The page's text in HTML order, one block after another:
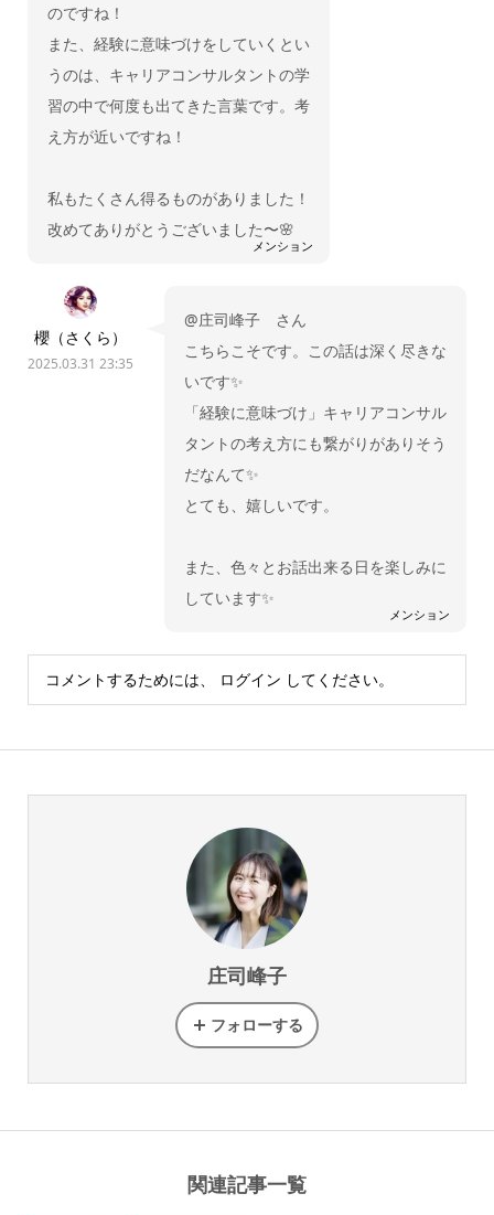
メンション
のですね！
また、経験に意味づけをしていくとい
うのは、キャリアコンサルタントの学
習の中で何度も出てきた言葉です。考
え方が近いですね！
私もたくさん得るものがありました！
改めてありがとうございました〜🌸
櫻（さくら）
2025.03.31 23:35
メンション
@庄司峰子 さん
こちらこそです。この話は深く尽きな
いです✨
「経験に意味づけ」キャリアコンサル
タントの考え方にも繋がりがありそう
だなんて✨
とても、嬉しいです。
また、色々とお話出来る日を楽しみに
しています✨
コメントするためには、 ログイン してください。
庄司峰子
フォローする
関連記事一覧